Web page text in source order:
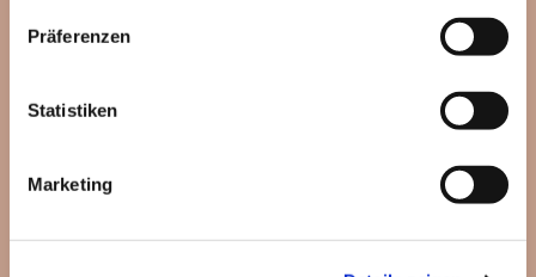
Präferenzen
Statistiken
Marketing
Dies könnte Sie auch